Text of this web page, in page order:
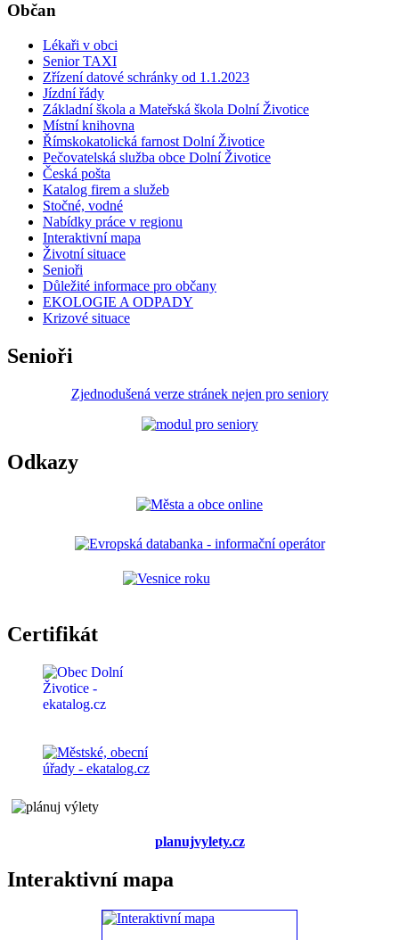
Občan
Lékaři v obci
Senior TAXI
Zřízení datové schránky od 1.1.2023
Jízdní řády
Základní škola a Mateřská škola Dolní Životice
Místní knihovna
Římskokatolická farnost Dolní Životice
Pečovatelská služba obce Dolní Životice
Česká pošta
Katalog firem a služeb
Stočné, vodné
Nabídky práce v regionu
Interaktivní mapa
Životní situace
Senioři
Důležité informace pro občany
EKOLOGIE A ODPADY
Krizové situace
Senioři
Zjednodušená verze stránek nejen pro seniory
Odkazy
Certifikát
planujvylety.cz
Interaktivní mapa